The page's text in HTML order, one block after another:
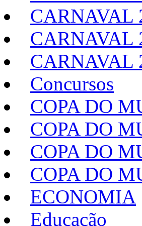
CARNAVAL
CARNAVAL
CARNAVAL
Concursos
COPA DO
COPA DO
COPA DO
COPA DO
ECONOMIA
Educação